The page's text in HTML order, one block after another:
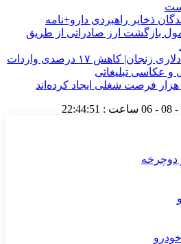
ذخایر راهبردی دارو+نامه
بازگشت ارز صادراتی از طریق
عکاسی تبلیغاتی
ساعت : 22:44:52
دوچرخه